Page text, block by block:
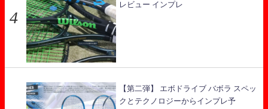
レビュー インプレ
【第二弾】 エボドライブ バボラ スペッ
クとテクノロジーからインプレ予